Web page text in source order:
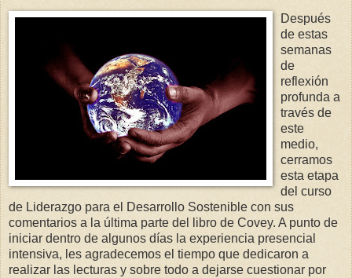
Después
de estas
semanas
de
reflexión
profunda a
través de
este
medio,
cerramos
esta etapa
del curso
de Liderazgo para el Desarrollo Sostenible con sus
comentarios a la última parte del libro de Covey. A punto de
iniciar dentro de algunos días la experiencia presencial
intensiva, les agradecemos el tiempo que dedicaron a
realizar las lecturas y sobre todo a dejarse cuestionar por